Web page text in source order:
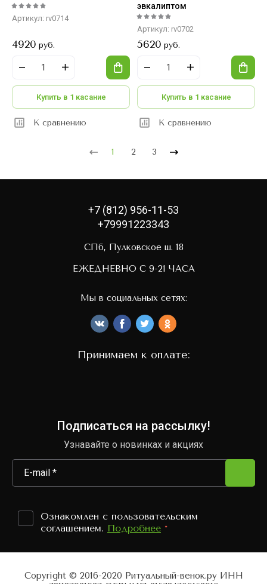
Артикул: rv0714
4920 руб.
Купить в 1 касание
К сравнению
эвкалиптом
Артикул: rv0702
5620 руб.
Купить в 1 касание
К сравнению
1 2 3
+7 (812) 956-11-53
+79991223343
СПб, Пулковское ш. 18
ЕЖЕДНЕВНО С 9-21 ЧАСА
Принимаем к оплате:
Подписаться на рассылку!
Узнавайте о новинках и акциях
Ознакомлен с пользовательским
соглашением. Подробнее *
Мы в социальных сетях:
Copyright © 2016-2020 Ритуальный-венок.ру ИНН